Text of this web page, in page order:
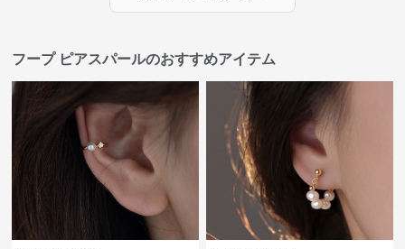
フープ ピアスパールのおすすめアイテム